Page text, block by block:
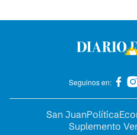
Seguinos en:
San JuanPolítica
Suplemento